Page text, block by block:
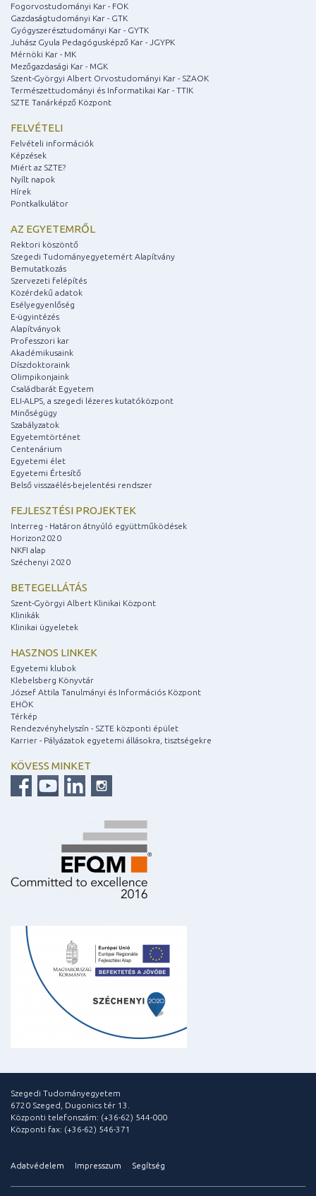
Fogorvostudományi Kar - FOK
Gazdaságtudományi Kar - GTK
Gyógyszerésztudományi Kar - GYTK
Juhász Gyula Pedagógusképző Kar - JGYPK
Mérnöki Kar - MK
Mezőgazdasági Kar - MGK
Szent-Györgyi Albert Orvostudományi Kar - SZAOK
Természettudományi és Informatikai Kar - TTIK
SZTE Tanárképző Központ
FELVÉTELI
Felvételi információk
Képzések
Miért az SZTE?
Nyílt napok
Hírek
Pontkalkulátor
AZ EGYETEMRŐL
Rektori köszöntő
Szegedi Tudományegyetemért Alapítvány
Bemutatkozás
Szervezeti felépítés
Közérdekű adatok
Esélyegyenlőség
E-ügyintézés
Alapítványok
Professzori kar
Akadémikusaink
Díszdoktoraink
Olimpikonjaink
Családbarát Egyetem
ELI-ALPS, a szegedi lézeres kutatóközpont
Minőségügy
Szabályzatok
Egyetemtörténet
Centenárium
Egyetemi élet
Egyetemi Értesítő
Belső visszaélés-bejelentési rendszer
FEJLESZTÉSI PROJEKTEK
Interreg - Határon átnyúló együttműködések
Horizon2020
NKFI alap
Széchenyi 2020
BETEGELLÁTÁS
Szent-Györgyi Albert Klinikai Központ
Klinikák
Klinikai ügyeletek
HASZNOS LINKEK
Egyetemi klubok
Klebelsberg Könyvtár
József Attila Tanulmányi és Információs Központ
EHÖK
Térkép
Rendezvényhelyszín - SZTE központi épület
Karrier - Pályázatok egyetemi állásokra, tisztségekre
KÖVESS MINKET
Szegedi Tudományegyetem
6720 Szeged, Dugonics tér 13.
Központi telefonszám: (+36-62) 544-000
Központi fax: (+36-62) 546-371
Adatvédelem Impresszum Segítség